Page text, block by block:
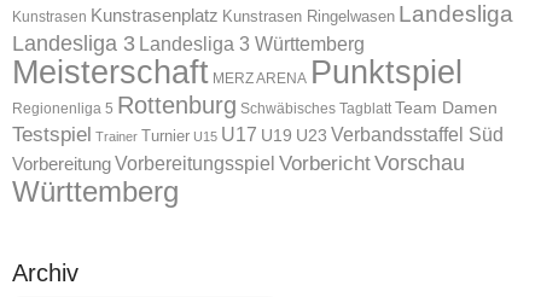
Kunstrasen Kunstrasenplatz Kunstrasen Ringelwasen Landesliga
Landesliga 3 Landesliga 3 Württemberg
Meisterschaft MERZ ARENA Punktspiel
Regionenliga 5 Rottenburg Schwäbisches Tagblatt Team Damen
Testspiel Trainer Turnier U15 U17 U19 U23 Verbandsstaffel Süd
VorbereitungVorbereitungsspiel VorberichtVorschau
Württemberg
Archiv